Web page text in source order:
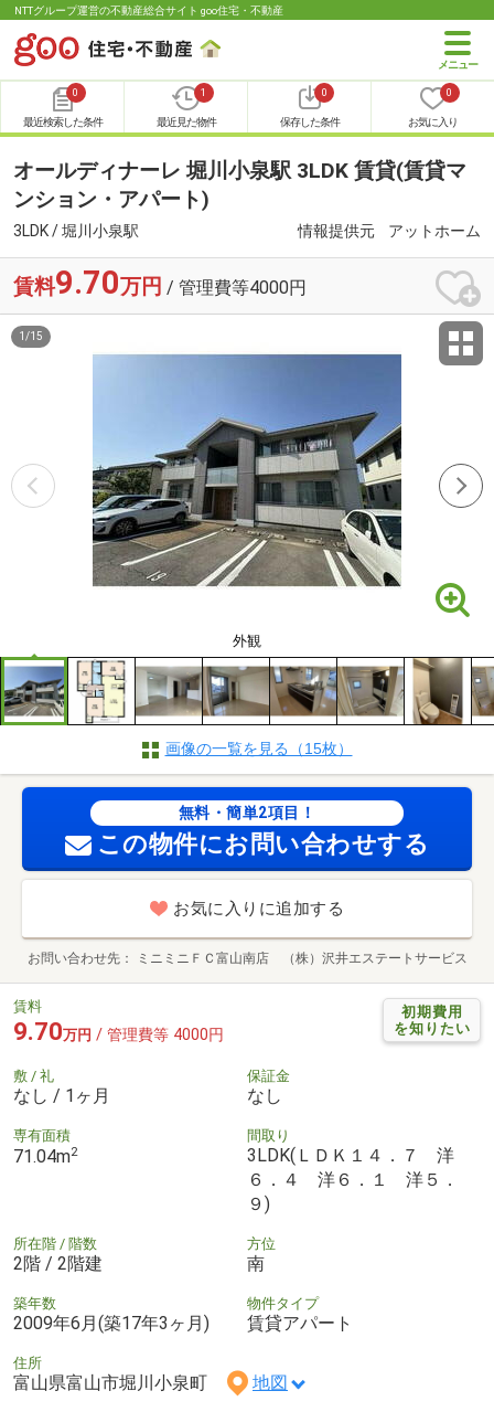
NTTグループ運営の不動産総合サイト goo住宅・不動産
0
最近検索した条件
1
最近見た物件
0
保存した条件
0
お気に入り
オールディナーレ 堀川小泉駅 3LDK 賃貸(賃貸マ
ンション・アパート)
3LDK / 堀川小泉駅 情報提供元 アットホーム
賃料9.70万円 / 管理費等4000円
外観
1 /15
画像の一覧を見る（15枚）
無料・簡単2項目！
この物件にお問い合わせする
お気に入りに追加する
お問い合わせ先 ミニミニＦＣ富山南店 （株）沢井エステートサービス
初期費用
を知りたい
賃料
9.70万円 / 管理費等 4000円
敷 / 礼
なし / 1ヶ月
保証金
なし
専有面積
71.04m2
間取り
3LDK(ＬＤＫ１４．７ 洋
６．４ 洋６．１ 洋５．
９)
所在階 / 階数
2階 / 2階建
方位
南
築年数
2009年6月(築17年3ヶ月)
物件タイプ
賃貸アパート
住所
富山県富山市堀川小泉町 地図